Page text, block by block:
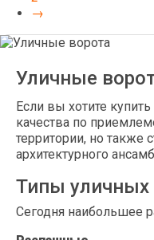
→
Уличные
Если вы хотите
качества по
территории, но также
архитектурного
Типы уличных
Сегодня наибольшее